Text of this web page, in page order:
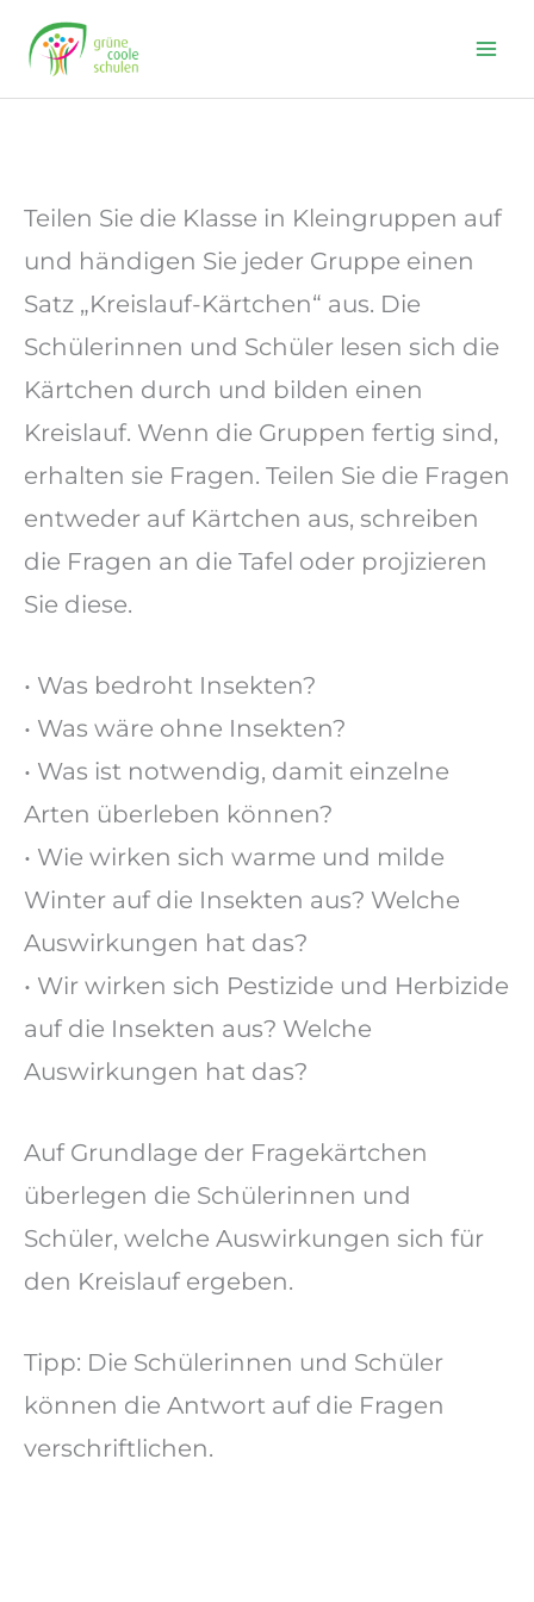
content
Teilen Sie die Klasse in Kleingruppen auf
und händigen Sie jeder Gruppe einen
Satz „Kreislauf-Kärtchen“ aus. Die
Schülerinnen und Schüler lesen sich die
Kärtchen durch und bilden einen
Kreislauf. Wenn die Gruppen fertig sind,
erhalten sie Fragen. Teilen Sie die Fragen
entweder auf Kärtchen aus, schreiben
die Fragen an die Tafel oder projizieren
Sie diese.
• Was bedroht Insekten?
• Was wäre ohne Insekten?
• Was ist notwendig, damit einzelne
Arten überleben können?
• Wie wirken sich warme und milde
Winter auf die Insekten aus? Welche
Auswirkungen hat das?
• Wir wirken sich Pestizide und Herbizide
auf die Insekten aus? Welche
Auswirkungen hat das?
Auf Grundlage der Fragekärtchen
überlegen die Schülerinnen und
Schüler, welche Auswirkungen sich für
den Kreislauf ergeben.
Tipp: Die Schülerinnen und Schüler
können die Antwort auf die Fragen
verschriftlichen.